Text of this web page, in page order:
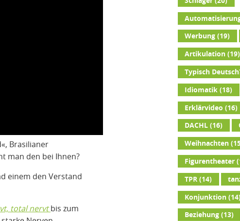
Brasilianer
man den bei Ihnen?
einem den Verstand
total nervt bis zum
Werbung (19)
Artikulation (19)
Typisch
Idiomatik (18)
Erklärvideo (16)
DACHL (16)
Weihnachten
Figurentheater
TPR (14)
Konjunktion
Beziehung (13)